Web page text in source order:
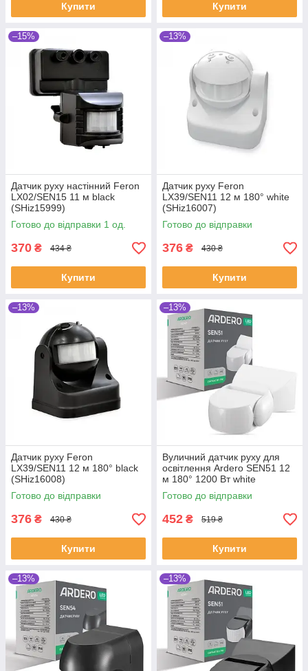
Купити Купити
–15%
Датчик руху настінний Feron
LX02/SEN15 11 м black
(SHiz15999)
Готово до відправки 1 од.
370 ₴ 434 ₴
Купити
–13%
Датчик руху Feron
LX39/SEN11 12 м 180° white
(SHiz16007)
Готово до відправки
376 ₴ 430 ₴
Купити
–13%
Датчик руху Feron
LX39/SEN11 12 м 180° black
(SHiz16008)
Готово до відправки
376 ₴ 430 ₴
Купити
–13%
Вуличний датчик руху для
освітлення Ardero SEN51 12
м 180° 1200 Вт white
(SHiz16821)
Готово до відправки
452 ₴ 519 ₴
Купити
–13% –13%